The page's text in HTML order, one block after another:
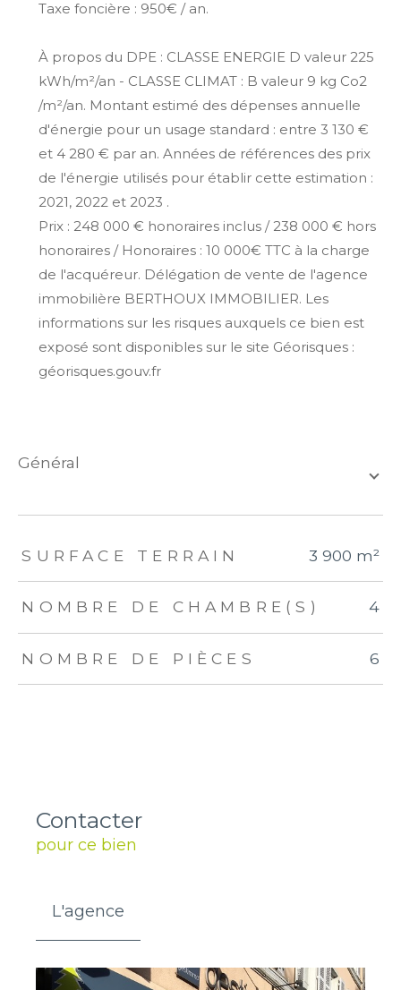
Taxe foncière : 950€ / an.
À propos du DPE : CLASSE ENERGIE D valeur 225
kWh/m²/an - CLASSE CLIMAT : B valeur 9 kg Co2
/m²/an. Montant estimé des dépenses annuelle
d'énergie pour un usage standard : entre 3 130 €
et 4 280 € par an. Années de références des prix
de l'énergie utilisés pour établir cette estimation :
2021, 2022 et 2023 .
Prix : 248 000 € honoraires inclus / 238 000 € hors
honoraires / Honoraires : 10 000€ TTC à la charge
de l'acquéreur. Délégation de vente de l'agence
immobilière BERTHOUX IMMOBILIER. Les
informations sur les risques auxquels ce bien est
exposé sont disponibles sur le site Géorisques :
géorisques.gouv.fr
général
TRAD_ZEPHYR_Caracteristique TRAD_ZEPHYR_Valeurs
SURFACE TERRAIN 3 900 m²
NOMBRE DE CHAMBRE(S) 4
NOMBRE DE PIÈCES 6
Contacter
pour ce bien
L'agence